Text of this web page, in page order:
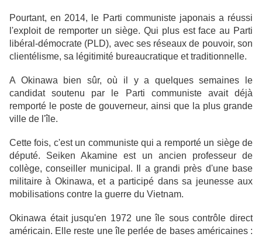
Pourtant, en 2014, le Parti communiste japonais a réussi
l'exploit de remporter un siège. Qui plus est face au Parti
libéral-démocrate (PLD), avec ses réseaux de pouvoir, son
clientélisme, sa légitimité bureaucratique et traditionnelle.
A Okinawa bien sûr, où il y a quelques semaines le
candidat soutenu par le Parti communiste avait déjà
remporté le poste de gouverneur, ainsi que la plus grande
ville de l'île.
Cette fois, c'est un communiste qui a remporté un siège de
député. Seiken Akamine est un ancien professeur de
collège, conseiller municipal. Il a grandi près d'une base
militaire à Okinawa, et a participé dans sa jeunesse aux
mobilisations contre la guerre du Vietnam.
Okinawa était jusqu'en 1972 une île sous contrôle direct
américain. Elle reste une île perlée de bases américaines :